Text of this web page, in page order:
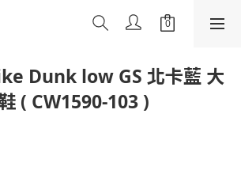
Dunk low GS 北卡藍 大
( CW1590-103 )